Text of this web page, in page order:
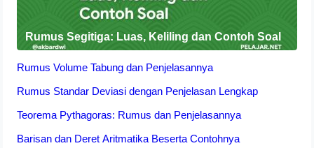
Rumus Segitiga: Luas, Keliling dan Contoh Soal
Rumus Volume Tabung dan Penjelasannya
Rumus Standar Deviasi dengan Penjelasan Lengkap
Teorema Pythagoras: Rumus dan Penjelasannya
Barisan dan Deret Aritmatika Beserta Contohnya